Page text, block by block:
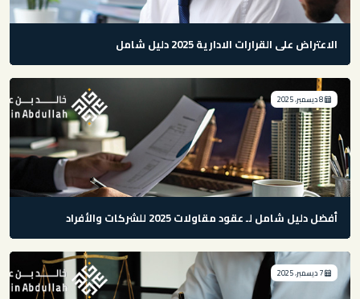
الاعتراض على القرارات الادارية 2025 دليل شامل
أفضل دليل شامل لـ عقود مقاولات 2025 للشركات والأفراد